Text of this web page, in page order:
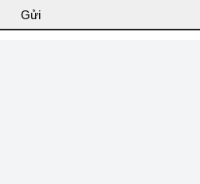
Gửi